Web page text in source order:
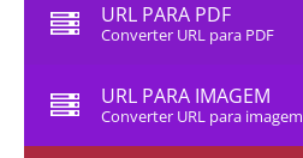
URL PARA PDF
Converter URL para PDF
URL PARA IMAGEM
Converter URL para imagem